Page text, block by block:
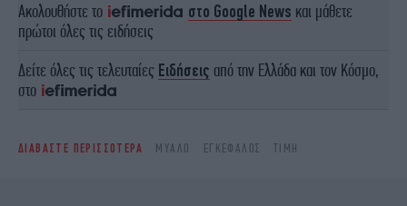
Ακολουθήστε το στο Google News και μάθετε
πρώτοι όλες τις ειδήσεις
Δείτε όλες τις τελευταίες Ειδήσεις από την Ελλάδα και τον Κόσμο,
στο
ΔΙΑΒΑΣΤΕ ΠΕΡΙΣΣΟΤΕΡΑ ΜΥΑΛΌ ΕΓΚΈΦΑΛΟΣ ΤΙΜΉ